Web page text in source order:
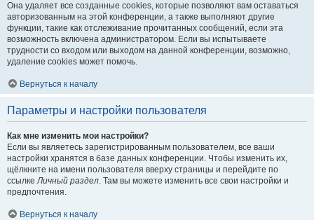
Она удаляет все созданные cookies, которые позволяют вам оставаться
авторизованным на этой конференции, а также выполняют другие
функции, такие как отслеживание прочитанных сообщений, если эта
возможность включена администратором. Если вы испытываете
трудности со входом или выходом на данной конференции, возможно,
удаление cookies может помочь.
Вернуться к началу
Параметры и настройки пользователя
Как мне изменить мои настройки?
Если вы являетесь зарегистрированным пользователем, все ваши
настройки хранятся в базе данных конференции. Чтобы изменить их,
щёлкните на имени пользователя вверху страницы и перейдите по
ссылкеЛичный раздел. Там вы можете изменить все свои настройки и
предпочтения.
Вернуться к началу